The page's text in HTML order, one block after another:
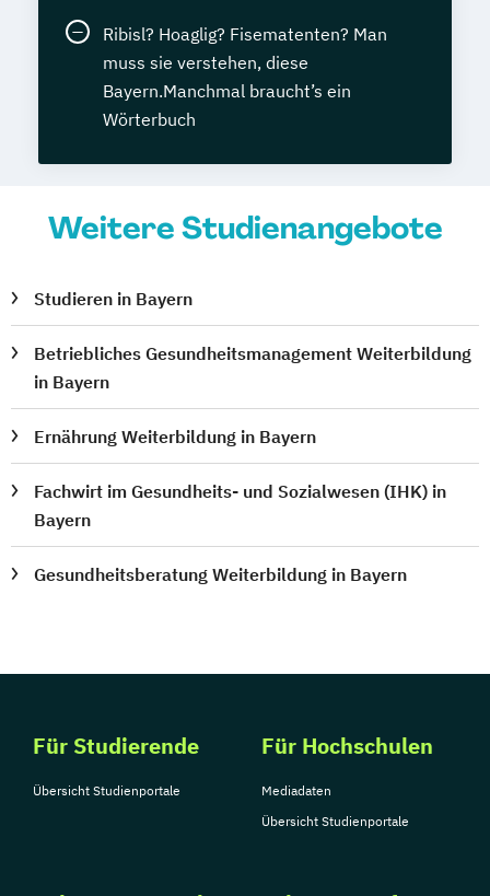
Ribisl? Hoaglig? Fisematenten? Man
muss sie verstehen, diese
Bayern.Manchmal braucht’s ein
Wörterbuch
Weitere Studienangebote
Studieren in Bayern
Betriebliches Gesundheitsmanagement Weiterbildung
in Bayern
Ernährung Weiterbildung in Bayern
Fachwirt im Gesundheits- und Sozialwesen (IHK) in
Bayern
Gesundheitsberatung Weiterbildung in Bayern
Für Studierende
Übersicht Studienportale
Für Hochschulen
Mediadaten
Übersicht Studienportale